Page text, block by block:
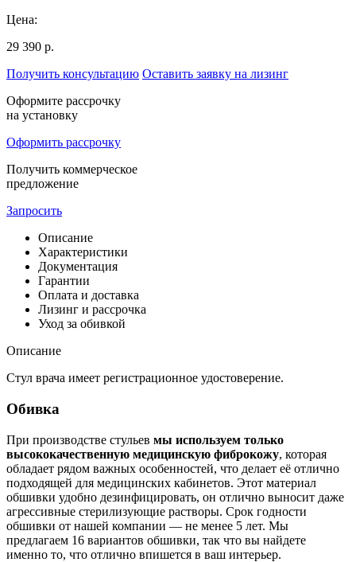
Цена:
29 390 р.
Получить консультацию Оставить заявку на лизинг
Оформите рассрочку
на установку
Оформить рассрочку
Получить коммерческое
предложение
Запросить
Описание
Характеристики
Документация
Гарантии
Оплата и доставка
Лизинг и рассрочка
Уход за обивкой
Описание
Стул врача имеет регистрационное удостоверение.
Обивка
При производстве стульев мы используем только
высококачественную медицинскую фиброкожу, которая
обладает рядом важных особенностей, что делает её отлично
подходящей для медицинских кабинетов. Этот материал
обшивки удобно дезинфицировать, он отлично выносит даже
агрессивные стерилизующие растворы. Срок годности
обшивки от нашей компании — не менее 5 лет. Мы
предлагаем 16 вариантов обшивки, так что вы найдете
именно то, что отлично впишется в ваш интерьер.